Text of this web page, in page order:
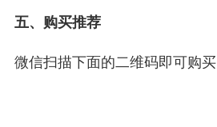
五、购买推荐
微信扫描下面的二维码即可购买